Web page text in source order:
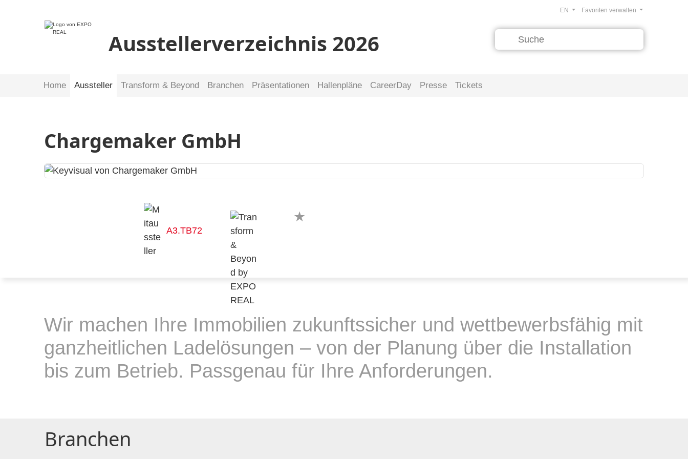
Ausstellerverzeichnis 2026
Favoriten verwalten
EN
Home Aussteller Transform & Beyond Branchen Präsentationen Hallenpläne CareerDay Presse Tickets
Chargemaker GmbH
A3.TB72
Wir machen Ihre Immobilien zukunftssicher und wettbewerbsfähig mit
ganzheitlichen Ladelösungen – von der Planung über die Installation
bis zum Betrieb. Passgenau für Ihre Anforderungen.
Branchen